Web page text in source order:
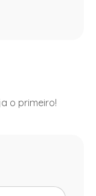
o primeiro!